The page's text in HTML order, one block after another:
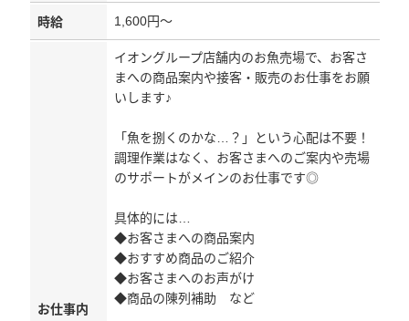
時給 1,600円～
お仕事内
イオングループ店舗内のお魚売場で、お客さ
まへの商品案内や接客・販売のお仕事をお願
いします♪
「魚を捌くのかな…？」という心配は不要！
調理作業はなく、お客さまへのご案内や売場
のサポートがメインのお仕事です◎
具体的には…
◆お客さまへの商品案内
◆おすすめ商品のご紹介
◆お客さまへのお声がけ
◆商品の陳列補助 など